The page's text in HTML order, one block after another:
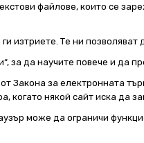
файлове, които се
изтриете. Те ни
за да научите повече и да
Закона за електронната
някой сайт иска да
може да ограничи